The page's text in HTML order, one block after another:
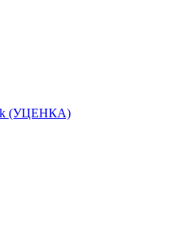
(УЦЕНКА)